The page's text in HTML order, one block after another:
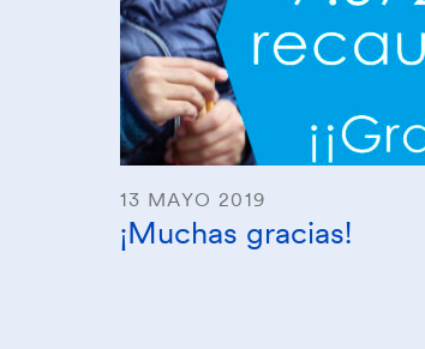
13 MAYO 2019
¡Muchas gracias!